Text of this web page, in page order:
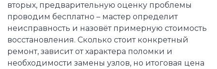
вторых, предварительную оценку проблемы
проводим бесплатно – мастер определит
неисправность и назовёт примерную стоимость
восстановления. Сколько стоит конкретный
ремонт, зависит от характера поломки и
необходимости замены узлов, но итоговая цена